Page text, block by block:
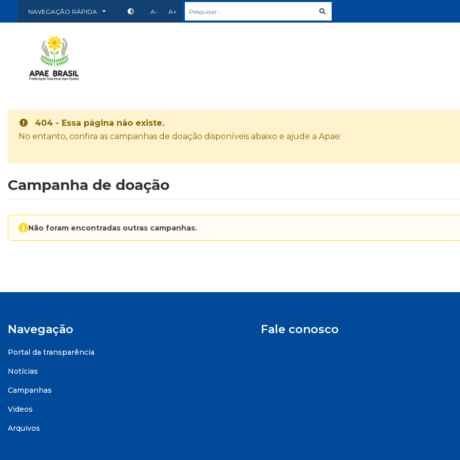
NAVEGAÇÃO RÁPIDA A- A+
404 - Essa página não existe.
No entanto, confira as campanhas de doação disponíveis abaixo e ajude a Apae:
Campanha de doação
Não foram encontradas outras campanhas.
Navegação
Portal da transparência
Notícias
Campanhas
Videos
Arquivos
Fale conosco